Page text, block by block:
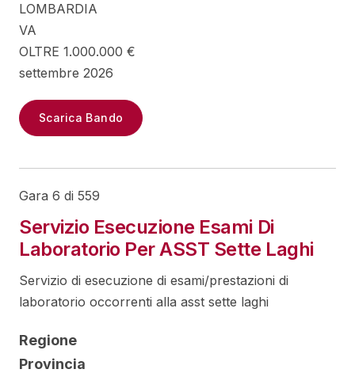
LOMBARDIA
VA
OLTRE 1.000.000 €
settembre 2026
Scarica Bando
Gara 6 di 559
Servizio Esecuzione Esami Di
Laboratorio Per ASST Sette Laghi
Servizio di esecuzione di esami/prestazioni di
laboratorio occorrenti alla asst sette laghi
Regione
Provincia